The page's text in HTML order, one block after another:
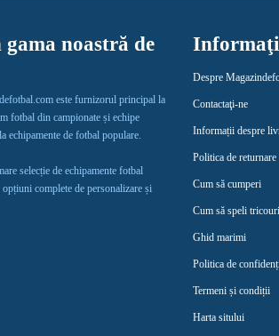
noastră de
este furnizorul principal la
fotbal din campionate și echipe
echipamente de fotbal populare.
selecție de echipamente fotbal
complete de personalizare și
Despre
Contactaţi-ne
Informații despre
Politica de returnare
Cum să cumperi
Cum să speli
Ghid marimi
Politica de
Termeni și condiții
Harta sitului